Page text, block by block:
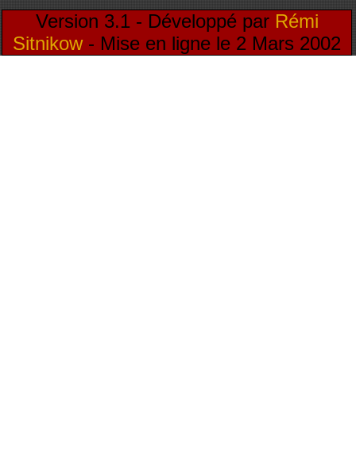
Version 3.1 - Développé par Rémi
Sitnikow- Mise en ligne le 2 Mars 2002